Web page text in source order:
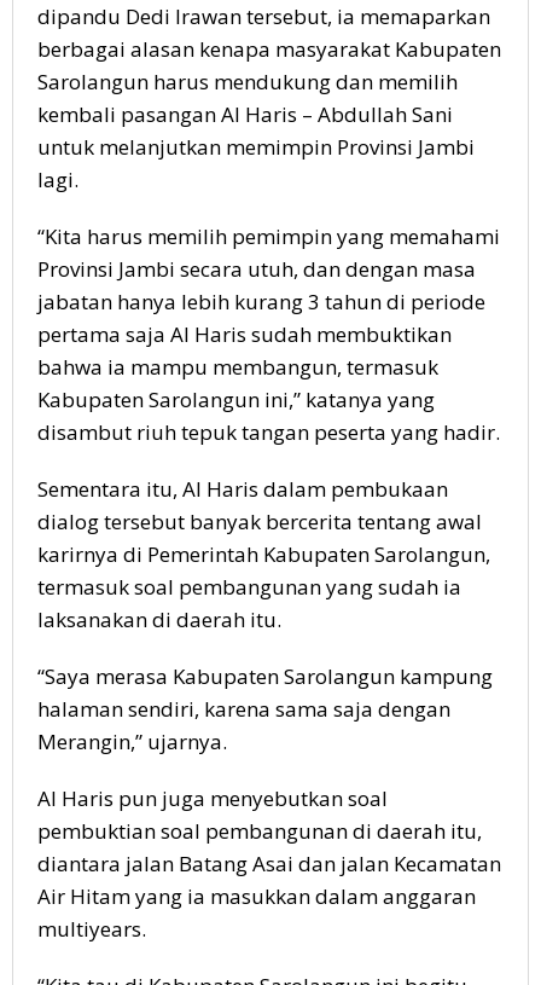
dipandu Dedi Irawan tersebut, ia memaparkan
berbagai alasan kenapa masyarakat Kabupaten
Sarolangun harus mendukung dan memilih
kembali pasangan Al Haris – Abdullah Sani
untuk melanjutkan memimpin Provinsi Jambi
lagi.
“Kita harus memilih pemimpin yang memahami
Provinsi Jambi secara utuh, dan dengan masa
jabatan hanya lebih kurang 3 tahun di periode
pertama saja Al Haris sudah membuktikan
bahwa ia mampu membangun, termasuk
Kabupaten Sarolangun ini,” katanya yang
disambut riuh tepuk tangan peserta yang hadir.
Sementara itu, Al Haris dalam pembukaan
dialog tersebut banyak bercerita tentang awal
karirnya di Pemerintah Kabupaten Sarolangun,
termasuk soal pembangunan yang sudah ia
laksanakan di daerah itu.
“Saya merasa Kabupaten Sarolangun kampung
halaman sendiri, karena sama saja dengan
Merangin,” ujarnya.
Al Haris pun juga menyebutkan soal
pembuktian soal pembangunan di daerah itu,
diantara jalan Batang Asai dan jalan Kecamatan
Air Hitam yang ia masukkan dalam anggaran
multiyears.